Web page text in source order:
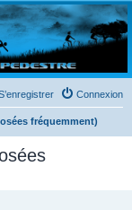
navigation sur le site
Connexion
fréquemment)